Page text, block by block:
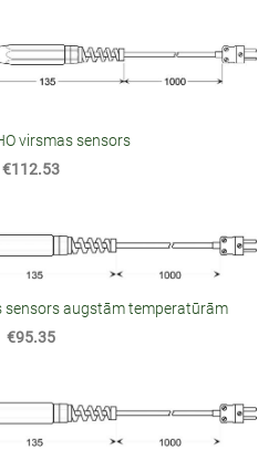
virsmas sensors
€112.53
sensors augstām temperatūrām
€95.35